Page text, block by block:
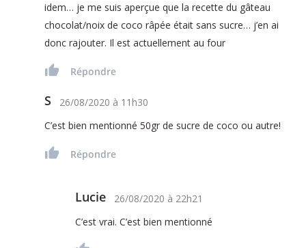
idem… je me suis aperçue que la recette du gâteau
chocolat/noix de coco râpée était sans sucre… j’en ai
donc rajouter. Il est actuellement au four
Répondre
S 26/08/2020 à 11h30
C’est bien mentionné 50gr de sucre de coco ou autre!
Répondre
Lucie 26/08/2020 à 22h21
C’est vrai. C’est bien mentionné